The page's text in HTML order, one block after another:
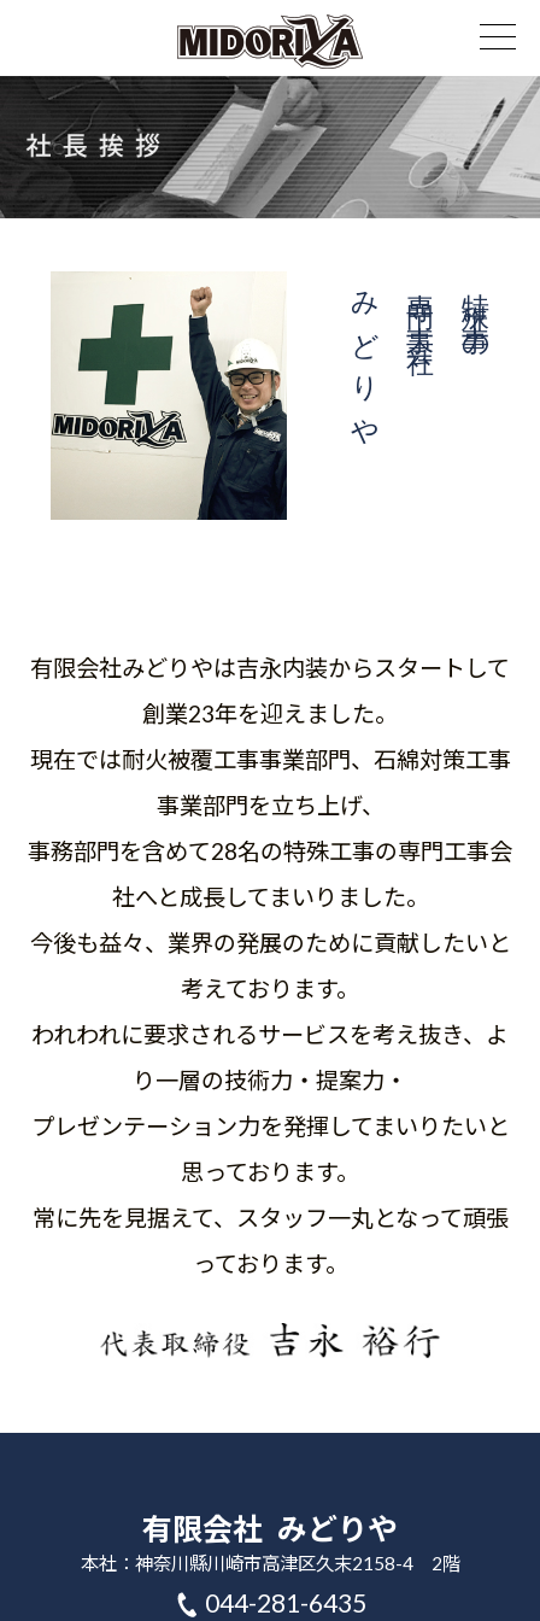
特殊工事の
専門工事会社
みどりや
有限会社みどりやは吉永内装からスタートして
創業23年を迎えました。
現在では耐火被覆工事事業部門、石綿対策工事
事業部門を立ち上げ、
事務部門を含めて28名の特殊工事の専門工事会
社へと成長してまいりました。
今後も益々、業界の発展のために貢献したいと
考えております。
われわれに要求されるサービスを考え抜き、よ
り一層の技術力・提案力・
プレゼンテーション力を発揮してまいりたいと
思っております。
常に先を見据えて、スタッフ一丸となって頑張
っております。
有限会社 みどりや
本社：神奈川縣川崎市高津区久末2158-4 2階
044-281-6435